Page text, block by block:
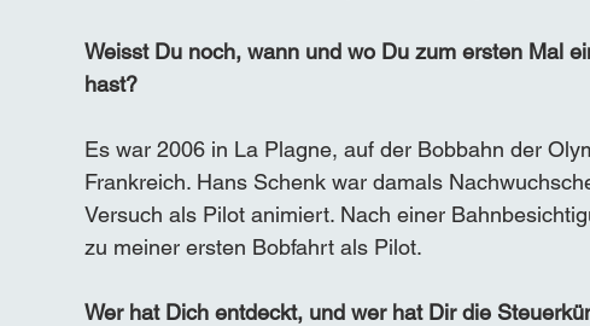
Weisst Du noch, wann und wo Du zum ersten Mal
hast?
Es war 2006 in La Plagne, auf der Bobbahn der
Frankreich. Hans Schenk war damals
Versuch als Pilot animiert. Nach einer
zu meiner ersten Bobfahrt als Pilot.
Wer hat Dich entdeckt, und wer hat Dir die